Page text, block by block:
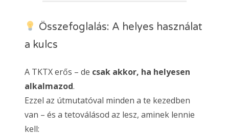
Összefoglalás: A helyes használat
a kulcs
A TKTX erős – de csak akkor, ha helyesen
alkalmazod.
Ezzel az útmutatóval minden a te kezedben
van – és a tetoválásod az lesz, aminek lennie
kell: